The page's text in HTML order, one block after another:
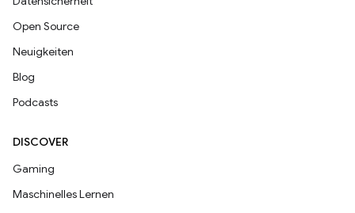
Open Source
Neuigkeiten
Blog
Podcasts
DISCOVER
Gaming
Maschinelles Lernen